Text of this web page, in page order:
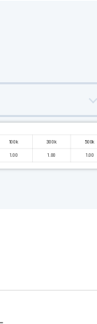
100k 300k 500k
1.00 1.00 1.00